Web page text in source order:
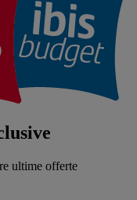
ultime offerte